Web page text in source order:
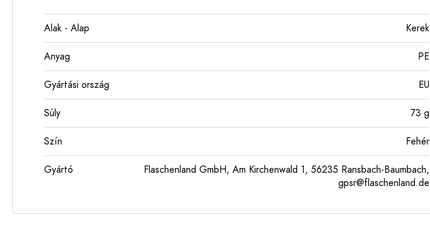
Alak - Alap Kerek
Anyag PE
Gyártási ország EU
Súly 73 g
Szín Fehér
Gyártó
Flaschenland GmbH, Am Kirchenwald 1, 56235 Ransbach-Baumbach,
gpsr@flaschenland.de